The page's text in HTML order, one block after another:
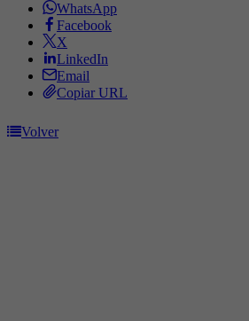
WhatsApp
Facebook
X
LinkedIn
Email
Copiar URL
Volver